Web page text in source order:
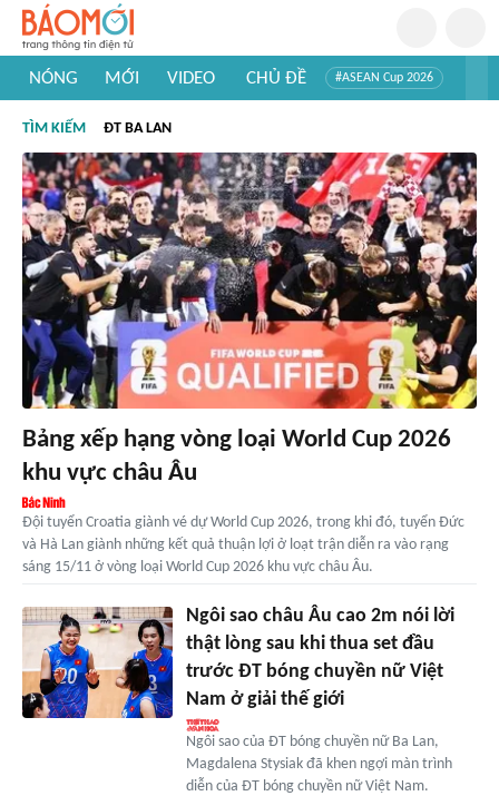
NÓNG MỚI VIDEO CHỦ ĐỀ #ASEAN Cup 2026
#Khám phá thế giới
TÌM KIẾM ĐT BA LAN
Bảng xếp hạng vòng loại World Cup 2026
khu vực châu Âu
Đội tuyển Croatia giành vé dự World Cup 2026, trong khi đó, tuyển Đức
và Hà Lan giành những kết quả thuận lợi ở loạt trận diễn ra vào rạng
sáng 15/11 ở vòng loại World Cup 2026 khu vực châu Âu.
Ngôi sao châu Âu cao 2m nói lời
thật lòng sau khi thua set đầu
trước ĐT bóng chuyền nữ Việt
Nam ở giải thế giới
Ngôi sao của ĐT bóng chuyền nữ Ba Lan,
Magdalena Stysiak đã khen ngợi màn trình
diễn của ĐT bóng chuyền nữ Việt Nam.